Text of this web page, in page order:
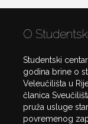
O
Studentski
godina brine o
Veleučilišta u
članica
pruža usluge
povremenog